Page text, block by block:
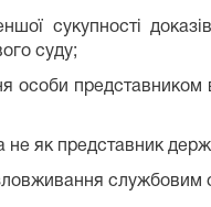
сукупності
суду;
особи
не як представник
службовим